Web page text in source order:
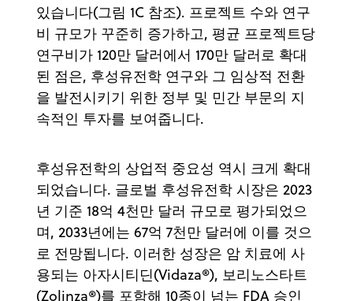
있습니다(그림 1C 참조). 프로젝트 수와 연구
비 규모가 꾸준히 증가하고, 평균 프로젝트당
연구비가 120만 달러에서 170만 달러로 확대
된 점은, 후성유전학 연구와 그 임상적 전환
을 발전시키기 위한 정부 및 민간 부문의 지
속적인 투자를 보여줍니다.
후성유전학의 상업적 중요성 역시 크게 확대
되었습니다. 글로벌 후성유전학 시장은 2023
년 기준 18억 4천만 달러 규모로 평가되었으
며, 2033년에는 67억 7천만 달러에 이를 것으
로 전망됩니다. 이러한 성장은 암 치료에 사
용되는 아자시티딘(Vidaza®), 보리노스타트
(Zolinza®)를 포함해 10종이 넘는 FDA 승인